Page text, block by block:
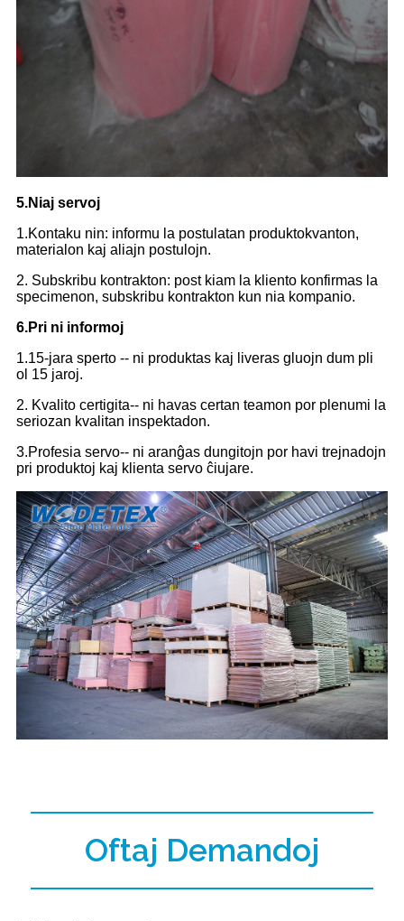
5.Niaj servoj
1.Kontaku nin: informu la postulatan produktokvanton,
materialon kaj aliajn postulojn.
2. Subskribu kontrakton: post kiam la kliento konfirmas la
specimenon, subskribu kontrakton kun nia kompanio.
6.Pri ni informoj
1.15-jara sperto -- ni produktas kaj liveras gluojn dum pli
ol 15 jaroj.
2. Kvalito certigita-- ni havas certan teamon por plenumi la
seriozan kvalitan inspektadon.
3.Profesia servo-- ni aranĝas dungitojn por havi trejnadojn
pri produktoj kaj klienta servo ĉiujare.
Oftaj Demandoj